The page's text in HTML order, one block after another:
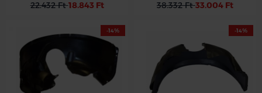
22.432 Ft18.843 Ft 38.332 Ft33.004 Ft
-14% -14%